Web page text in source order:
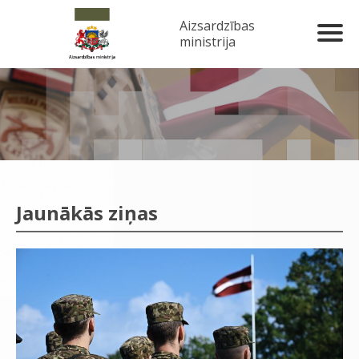
Aizsardzības
ministrija
Jaunākās ziņas